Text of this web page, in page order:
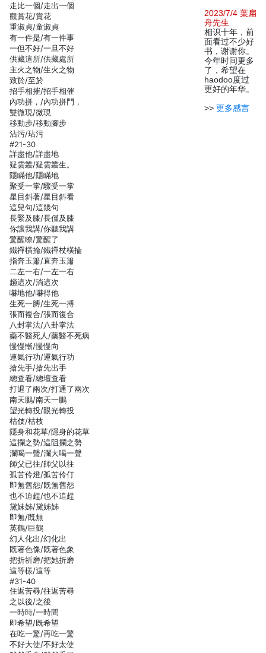
走比一個/走出一個
觀賞花/賞花
重淑貞/童淑貞
有一件是/有一件事
一但不好/一旦不好
供藏這所/供藏處所
主火之物/生火之物
致於/至於
招手相摧/招手相催
內功拼，/內功拼鬥，
雙微現/微現
移動步/移動腳步
沾污/玷污
#21-30
詳盡他/詳盡地
疑雲叢/疑雲叢生。
隱瞞他/隱瞞地
聚受一掌/驟受一掌
星目斜著/星目斜看
這兒句/這幾句
長緊及膝/長僅及膝
你讓我講/你聽我講
驚醒瞭/驚醒了
鐵禪橫掄/鐵禪杖橫掄
指奔玉簫/直奔玉簫
二左一右/一左一右
趟這次/淌這次
嚇地他/嚇得他
生死一膊/生死一搏
張而複合/張而復合
八封掌法/八卦掌法
藥不醫死人/藥醫不死病
慢慢慚/慢慢向
連氣行功/運氣行功
搶先手/搶先出手
總查看/總壇查看
打退了兩次/打通了兩次
南天鵬/南天一鵬
望光轉投/眼光轉投
枯伎/枯枝
隱身和花草/隱身的花草
這攔之勢/這阻攔之勢
瀾喝一聲/瀾大喝一聲
師父已往/師父以往
孤苦伶燈/孤苦伶仃
即無舊怨/既無舊怨
也不迫趕/也不追趕
黛妹姊/黛姊姊
即無/既無
英鶴/巨鶴
幻人化出/幻化出
既著色像/既著色象
把折祈磨/把她折磨
這等樣/這等
#31-40
住返苦尋/往返苦尋
之以後/之後
一時時/一時間
即希望/既希望
在吃一驚/再吃一驚
不好大使/不好太使
2023/7/4 葉扁
舟先生
相识十年，前
面看过不少好
书，谢谢你。
今年时间更多
了，希望在
haodoo度过
更好的年华。
>> 更多感言